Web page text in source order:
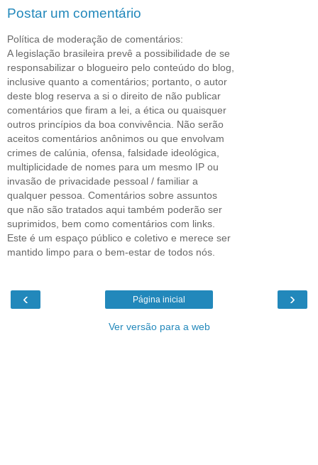
Postar um comentário
Política de moderação de comentários:
A legislação brasileira prevê a possibilidade de se
responsabilizar o blogueiro pelo conteúdo do blog,
inclusive quanto a comentários; portanto, o autor
deste blog reserva a si o direito de não publicar
comentários que firam a lei, a ética ou quaisquer
outros princípios da boa convivência. Não serão
aceitos comentários anônimos ou que envolvam
crimes de calúnia, ofensa, falsidade ideológica,
multiplicidade de nomes para um mesmo IP ou
invasão de privacidade pessoal / familiar a
qualquer pessoa. Comentários sobre assuntos
que não são tratados aqui também poderão ser
suprimidos, bem como comentários com links.
Este é um espaço público e coletivo e merece ser
mantido limpo para o bem-estar de todos nós.
‹ ›
Página inicial
Ver versão para a web